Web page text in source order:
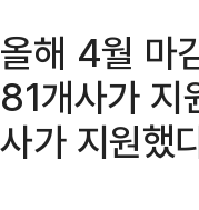
올해 4월 마
81개사가 지
사가 지원했